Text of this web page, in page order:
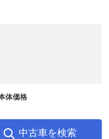
体価格
中古車を検索